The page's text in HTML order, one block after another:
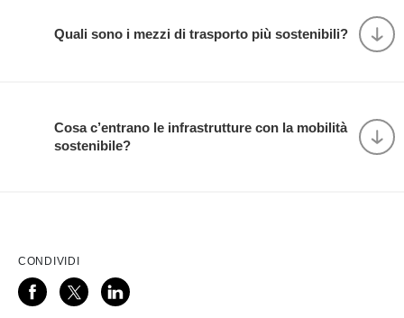
Quali sono i mezzi di trasporto più sostenibili?
Cosa c’entrano le infrastrutture con la mobilità
sostenibile?
CONDIVIDI